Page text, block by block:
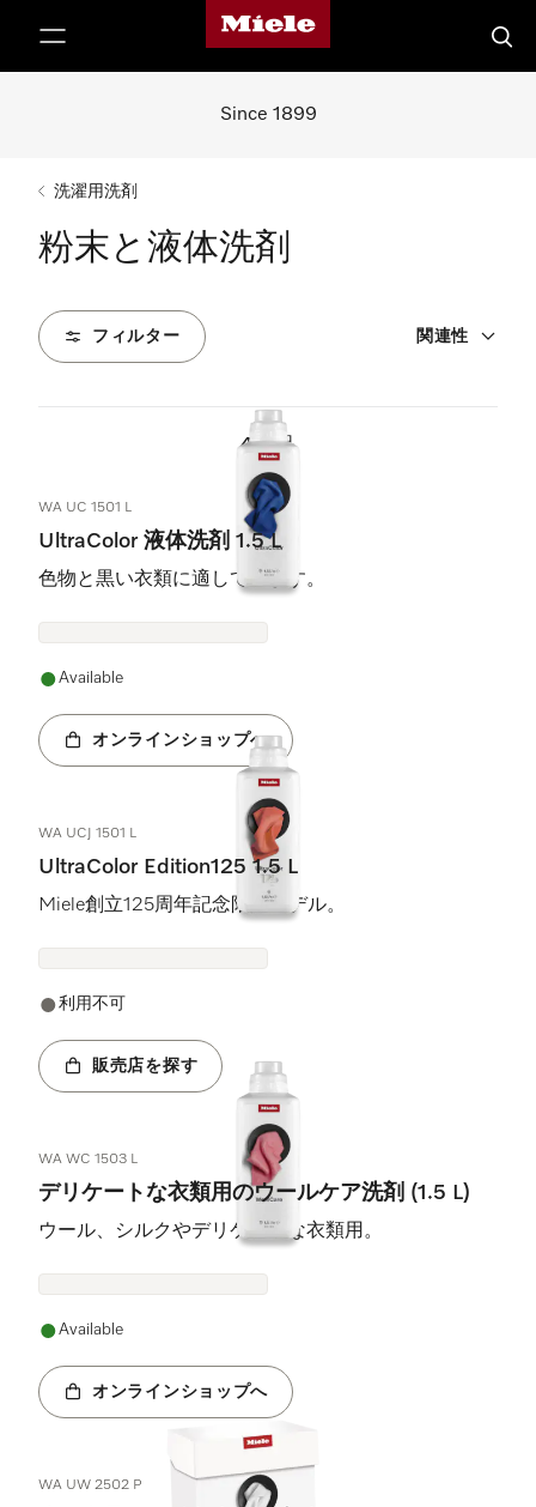
Mieleのホームページ
検索
Since 1899
洗濯用洗剤
粉末と液体洗剤
フィルター 関連性
4 製品
WA UC 1501 L
UltraColor 液体洗剤 1.5 L
色物と黒い衣類に適しています。
Available
オンラインショップへ
WA UCJ 1501 L
UltraColor Edition125 1.5 L
Miele創立125周年記念限定モデル。
利用不可
販売店を探す
WA WC 1503 L
デリケートな衣類用のウールケア洗剤 (1.5 L)
ウール、シルクやデリケートな衣類用。
Available
オンラインショップへ
WA UW 2502 P